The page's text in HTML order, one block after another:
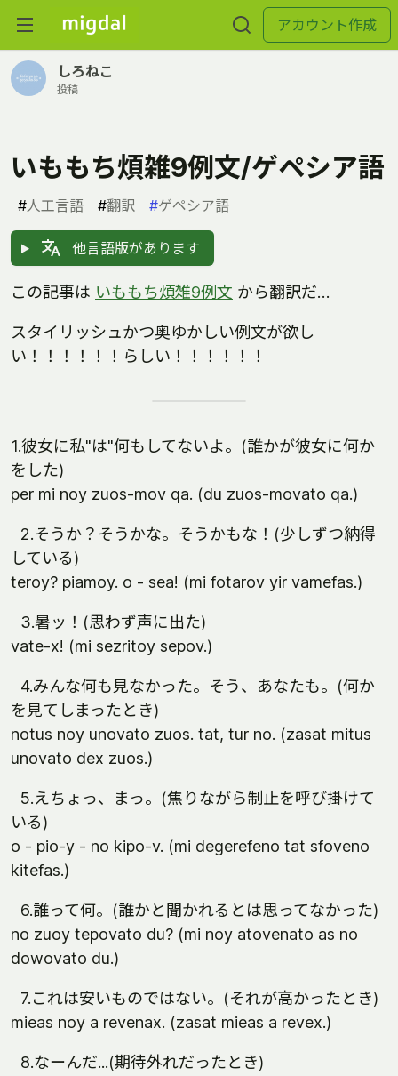
アカウント作成
しろねこ
投稿
いももち煩雑9例文/ゲペシア語
#人工言語 #翻訳 #ゲペシア語
他言語版があります
この記事は いももち煩雑9例文 から翻訳だ…
スタイリッシュかつ奥ゆかしい例文が欲し
い！！！！！！らしい！！！！！！
1.彼女に私"は"何もしてないよ。(誰かが彼女に何か
をした)
per mi noy zuos-mov qa. (du zuos-movato qa.)
2.そうか？そうかな。そうかもな！(少しずつ納得
している)
teroy? piamoy. o - sea! (mi fotarov yir vamefas.)
3.暑ッ！(思わず声に出た)
vate-x! (mi sezritoy sepov.)
4.みんな何も見なかった。そう、あなたも。(何か
を見てしまったとき)
notus noy unovato zuos. tat, tur no. (zasat mitus
unovato dex zuos.)
5.えちょっ、まっ。(焦りながら制止を呼び掛けて
いる)
o - pio-y - no kipo-v. (mi degerefeno tat sfoveno
kitefas.)
6.誰って何。(誰かと聞かれるとは思ってなかった)
no zuoy tepovato du? (mi noy atovenato as no
dowovato du.)
7.これは安いものではない。(それが高かったとき)
mieas noy a revenax. (zasat mieas a revex.)
8.なーんだ...(期待外れだったとき)